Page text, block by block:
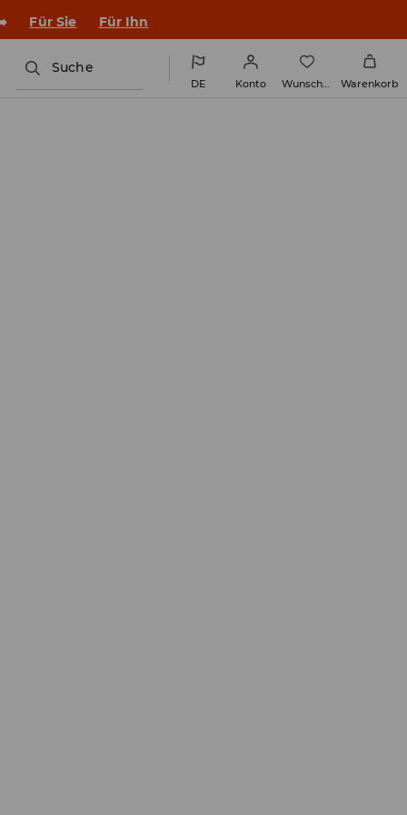
Für Sie Für Ihn
Suche
DE Konto Wunschliste Warenkorb